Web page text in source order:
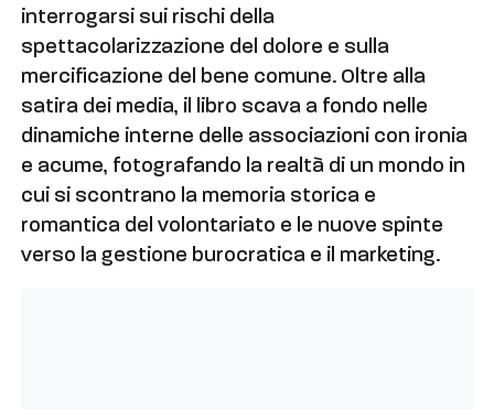
interrogarsi sui rischi della
spettacolarizzazione del dolore e sulla
mercificazione del bene comune. Oltre alla
satira dei media, il libro scava a fondo nelle
dinamiche interne delle associazioni con ironia
e acume, fotografando la realtà di un mondo in
cui si scontrano la memoria storica e
romantica del volontariato e le nuove spinte
verso la gestione burocratica e il marketing.